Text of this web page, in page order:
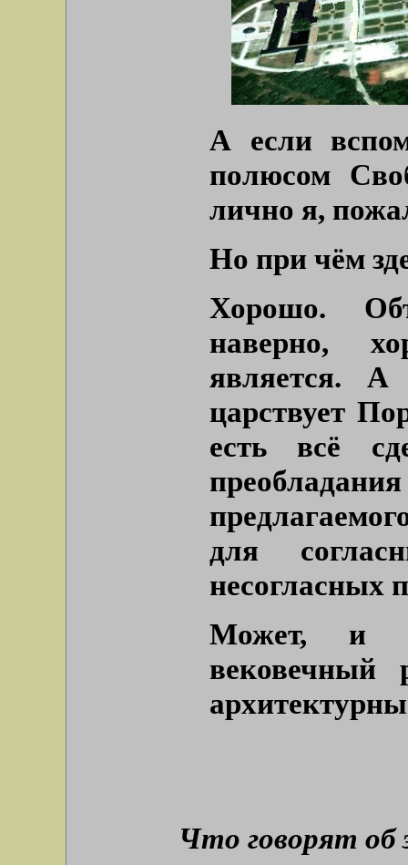
А если
полюсом
лично я,
Но при чём
Хорошо.
наверно,
является.
царствует
есть всё
для
несогласных
Может, и
вековечный
Что говорят